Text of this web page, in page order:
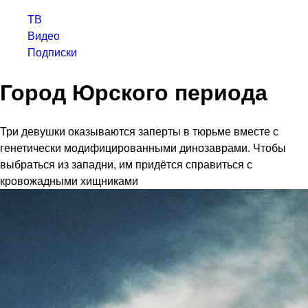
ТВ
Видео
Подписки
Город Юрского периода
Три девушки оказываются заперты в тюрьме вместе с
генетически модифицированными динозаврами. Чтобы
выбраться из западни, им придётся справиться с
кровожадными хищниками